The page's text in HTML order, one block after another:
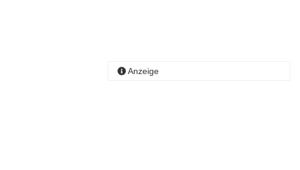
Anzeige